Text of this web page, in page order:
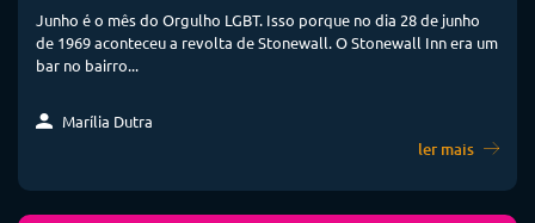
Junho é o mês do Orgulho LGBT. Isso porque no dia 28 de junho
de 1969 aconteceu a revolta de Stonewall. O Stonewall Inn era um
bar no bairro...
Marília Dutra
ler mais